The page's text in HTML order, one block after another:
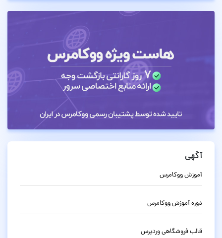
آگهی
آموزش ووکامرس
دوره آموزش ووکامرس
قالب فروشگاهی وردپرس